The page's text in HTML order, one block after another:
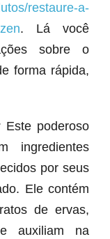
restaure-a-
. Lá você
sobre o
forma rápida,
Este poderoso
ingredientes
por seus
Ele contém
de ervas,
auxiliam na